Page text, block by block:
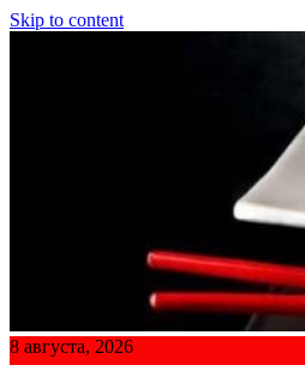
Skip to content
8 августа, 2026